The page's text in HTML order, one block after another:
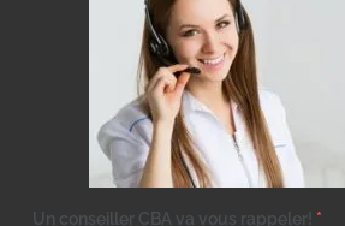
Un conseiller CBA va vous rappeler! *